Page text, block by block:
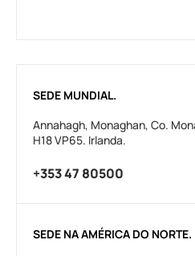
SEDE MUNDIAL.
Annahagh, Monaghan, Co.
H18 VP65. Irlanda.
+353 47 80500
SEDE NA AMÉRICA DO NORTE.